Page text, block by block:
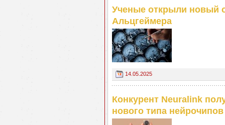
Ученые открыли новый
Альцгеймера
14.05.2025
Конкурент Neuralink
нового типа нейрочипов